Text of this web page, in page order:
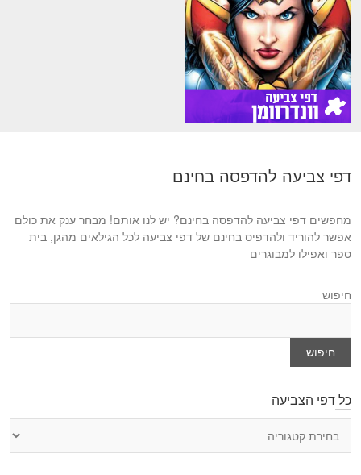
דפי צביעה להדפסה בחינם
מחפשים דפי צביעה להדפסה בחינם? יש לנו אותם! מבחר ענק את כולם
אפשר להוריד ולהדפיס בחינם של דפי צביעה לכל הגילאים מהגן, בית
ספר ואפילו למבוגרים
חיפוש
חיפוש
כל דפי הצביעה